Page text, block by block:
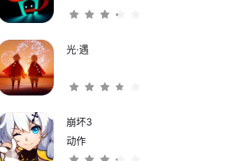
光·遇
崩坏3
动作